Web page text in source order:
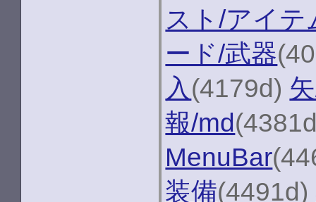
スト/アイテ
ード/武器
入 (4179d)
報/md
MenuBar
装備(4491d)